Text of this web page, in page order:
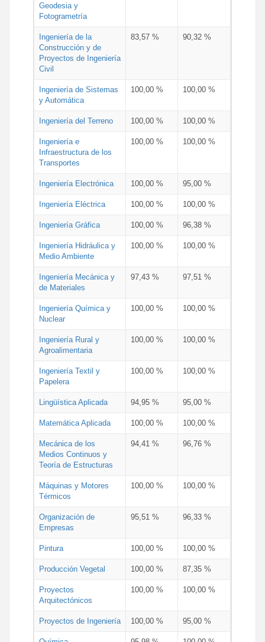
Geodesia y
Fotogrametría
Ingeniería de la
Construcción y de
Proyectos de Ingeniería
Civil
83,57 % 90,32 %
Ingeniería de Sistemas
y Automática
100,00 % 100,00 %
Ingeniería del Terreno 100,00 % 100,00 %
Ingeniería e
Infraestructura de los
Transportes
100,00 % 100,00 %
Ingeniería Electrónica 100,00 % 95,00 %
Ingeniería Eléctrica 100,00 % 100,00 %
Ingeniería Gráfica 100,00 % 96,38 %
Ingeniería Hidráulica y
Medio Ambiente
100,00 % 100,00 %
Ingeniería Mecánica y
de Materiales
97,43 % 97,51 %
Ingeniería Química y
Nuclear
100,00 % 100,00 %
Ingeniería Rural y
Agroalimentaria
100,00 % 100,00 %
Ingeniería Textil y
Papelera
100,00 % 100,00 %
Lingüística Aplicada 94,95 % 95,00 %
Matemática Aplicada 100,00 % 100,00 %
Mecánica de los
Medios Continuos y
Teoría de Estructuras
94,41 % 96,76 %
Máquinas y Motores
Térmicos
100,00 % 100,00 %
Organización de
Empresas
95,51 % 96,33 %
Pintura 100,00 % 100,00 %
Producción Vegetal 100,00 % 87,35 %
Proyectos
Arquitectónicos
100,00 % 100,00 %
Proyectos de Ingeniería 100,00 % 95,00 %